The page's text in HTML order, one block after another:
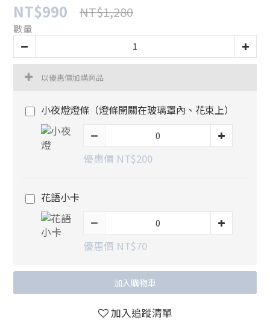
NT$990 NT$1,280
數量
以優惠價加購商品
小夜燈燈條（燈條開關在玻璃罩內、花束上）
優惠價 NT$200
花語小卡
優惠價 NT$70
加入購物車
加入追蹤清單